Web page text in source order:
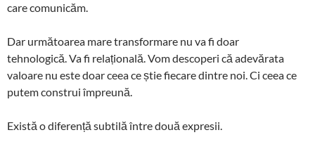
care comunicăm.
Dar următoarea mare transformare nu va fi doar
tehnologică. Va fi relațională. Vom descoperi că adevărata
valoare nu este doar ceea ce știe fiecare dintre noi. Ci ceea ce
putem construi împreună.
Există o diferență subtilă între două expresii.